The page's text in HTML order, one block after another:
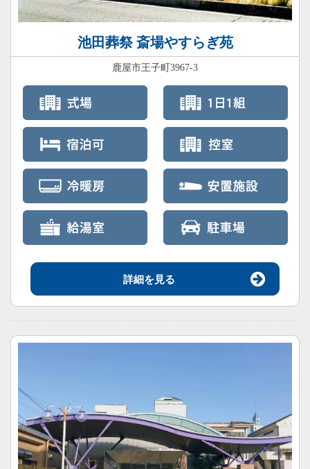
池田葬祭 斎場やすらぎ苑
鹿屋市王子町3967-3
詳細を見る